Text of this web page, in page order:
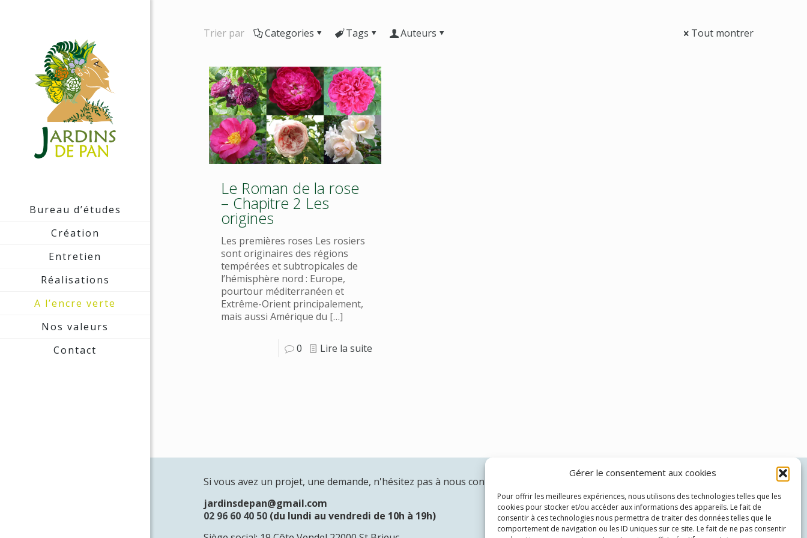
Gérer le consentement aux cookies
Pour offrir les meilleures expériences, nous utilisons des technologies telles que les
cookies pour stocker et/ou accéder aux informations des appareils. Le fait de
consentir à ces technologies nous permettra de traiter des données telles que le
comportement de navigation ou les ID uniques sur ce site. Le fait de ne pas consentir
Bureau d’études
Création
Entretien
Réalisations
A l’encre verte
Nos valeurs
Contact
Trier par Categories Tags Auteurs Tout montrer
Le Roman de la rose
– Chapitre 2 Les
origines
Les premières roses Les rosiers
sont originaires des régions
tempérées et subtropicales de
l’hémisphère nord : Europe,
pourtour méditerranéen et
Extrême-Orient principalement,
mais aussi Amérique du […]
0 Lire la suite
Si vous avez un projet, une demande, n'hésitez pas à nous contacter:
jardinsdepan@gmail.com
02 96 60 40 50 (du lundi au vendredi de 10h à 19h)
Patricia Wenger:06 72 27 22 18